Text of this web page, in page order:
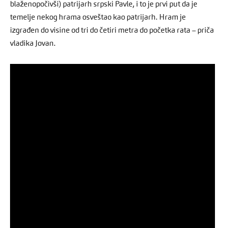
blaženopočivši) patrijarh srpski Pavle, i to je prvi put da je
temelje nekog hrama osveštao kao patrijarh. Hram je
izgrađen do visine od tri do četiri metra do početka rata – priča
vladika Jovan.